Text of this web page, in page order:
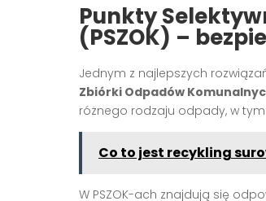
Punkty
(PSZOK) –
Jednym z najlepszych
Zbiórki Odpadów
różnego rodzaju odpady, w
Co to jest recykling
W PSZOK-ach znajdują się